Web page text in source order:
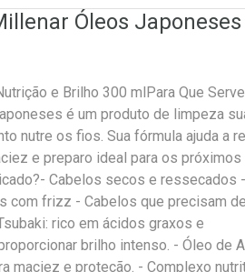
Óleos Japoneses
e Brilho 300 mlPara Que
é um produto de limpeza
nutre os fios. Sua fórmula ajuda a
e preparo ideal para os
Cabelos secos e ressecados -
com frizz - Cabelos que precisam de
rico em ácidos graxos e
brilho intenso. - Óleo de
maciez e proteção. - Complexo